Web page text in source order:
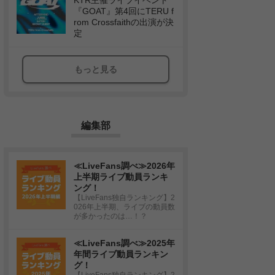
『GOAT』第4回にTERU f
rom Crossfaithの出演が決
定
もっと見る
編集部
≪LiveFans調べ≫2026年
上半期ライブ動員ランキ
ング！
【LiveFans独自ランキング】2
026年上半期、ライブの動員数
が多かったのは…！？
≪LiveFans調べ≫2025年
年間ライブ動員ランキン
グ！